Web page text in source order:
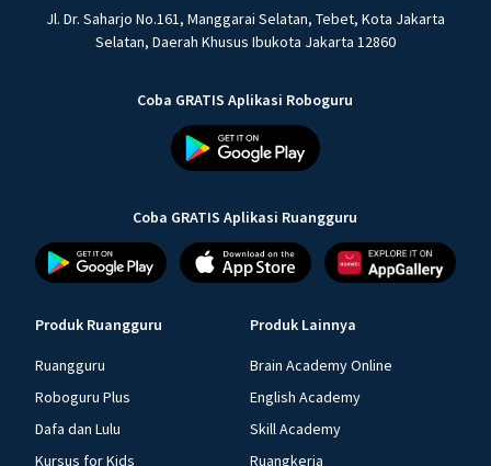
Jl. Dr. Saharjo No.161, Manggarai Selatan, Tebet, Kota Jakarta
Selatan, Daerah Khusus Ibukota Jakarta 12860
Coba GRATIS Aplikasi Roboguru
Coba GRATIS Aplikasi Ruangguru
Produk Ruangguru
Ruangguru
Roboguru Plus
Dafa dan Lulu
Kursus for Kids
Produk Lainnya
Brain Academy Online
English Academy
Skill Academy
Ruangkerja